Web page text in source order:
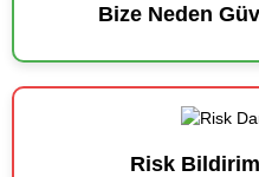
Bize Neden
Risk